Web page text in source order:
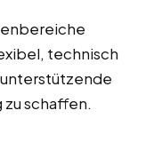
technisch
schaffen.